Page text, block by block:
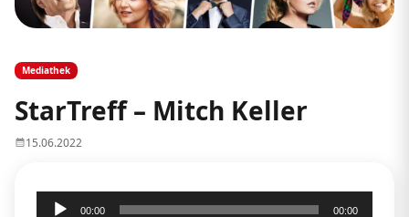
Mediathek
StarTreff – Mitch Keller
15.06.2022
Audio-
00:00 00:00